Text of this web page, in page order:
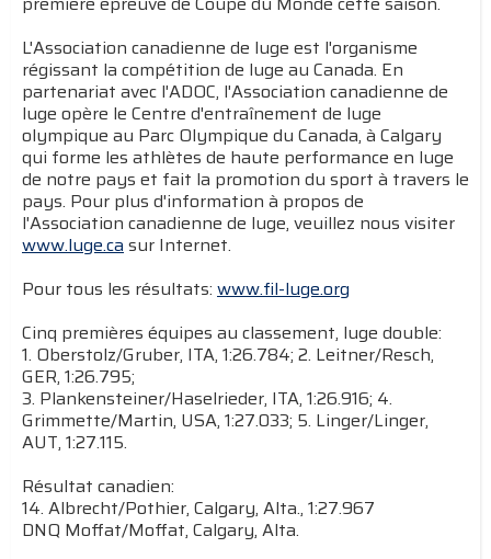
L'Association canadienne de luge est l'organisme
régissant la compétition de luge au Canada. En
partenariat avec l'ADOC, l'Association canadienne de
luge opère le Centre d'entraînement de luge
olympique au Parc Olympique du Canada, à Calgary
qui forme les athlètes de haute performance en luge
de notre pays et fait la promotion du sport à travers le
pays. Pour plus d'information à propos de
l'Association canadienne de luge, veuillez nous visiter
www.luge.casur Internet.
Pour tous les résultats: www.fil-luge.org
Cinq premières équipes au classement, luge double:
1. Oberstolz/Gruber, ITA, 1:26.784; 2. Leitner/Resch,
GER, 1:26.795;
3. Plankensteiner/Haselrieder, ITA, 1:26.916; 4.
Grimmette/Martin, USA, 1:27.033; 5. Linger/Linger,
AUT, 1:27.115.
Résultat canadien:
14. Albrecht/Pothier, Calgary, Alta., 1:27.967
DNQ Moffat/Moffat, Calgary, Alta.